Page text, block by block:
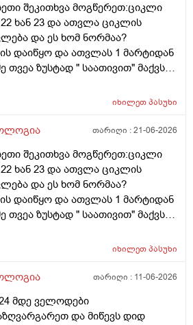
შეკითხვა მოგწერეთ:ციკლი
22 ხან 23 და ათვლა ციკლის
და ეს ხომ ნორმაა?
დაიწყო და ათვლას 1 მარტიდან
თვეა ზუსტად " საათივით" მაქვს
ჩამოიწევს? მინდა რომ 25 ან
ისევ 23 ან 25 დღიანი
აუტოიმონური თირეოდიტი
სანერვიულო.რითი შეიძლება
რომ ვმართო ციკლის დღეები?
ყველაფერი ჩვეულებრივადაა
არ არის.ადრე რომ 7 დღემდე
ტიესეიჩი და კიდევ სხვა
იხილეთპასუხი
თარიღი :21-06-2026
შეკითხვა მოგწერეთ:ციკლი
22 ხან 23 და ათვლა ციკლის
და ეს ხომ ნორმაა?
დაიწყო და ათვლას 1 მარტიდან
თვეა ზუსტად " საათივით" მაქვს
ჩამოიწევს? მინდა რომ 25 ან
ისევ 23 ან 25 დღიანი
აუტოიმონური თირეოდიტი
სანერვიულო.რითი შეიძლება
იხილეთპასუხი
თარიღი : 11-06-2026
მდე ველოდები
და მიწევს დიდ